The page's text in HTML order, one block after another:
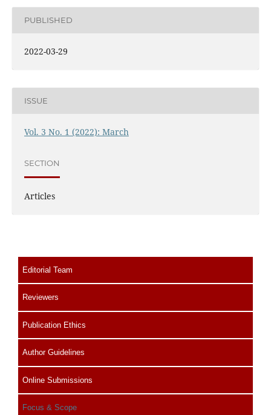
PUBLISHED
2022-03-29
ISSUE
Vol. 3 No. 1 (2022): March
SECTION
Articles
Editorial Team
Reviewers
Publication Ethics
Author Guidelines
Online Submissions
Focus & Scope